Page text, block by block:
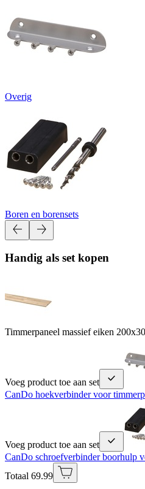
Overig
Boren en borensets
Handig als set kopen
Timmerpaneel massief eiken
Voeg product toe aan set
CanDo hoekverbinder voor
Voeg product toe aan set
CanDo schroefverbinder boorhulp
Totaal 69.99